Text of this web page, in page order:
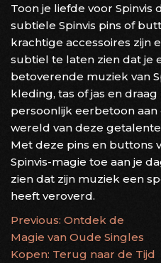
Toon je liefde voor Spinvis
subtiele Spinvis pins of
krachtige accessoires zijn
subtiel te laten zien dat je
betoverende muziek van
kleding, tas of jas en
persoonlijk eerbetoon
wereld van deze
Met deze pins en buttons
Spinvis-magie toe aan je
zien dat zijn muziek een
heeft veroverd.
Previous: Ontdek de
Magie van Oude Singles
Kopen: Terug naar de Tijd